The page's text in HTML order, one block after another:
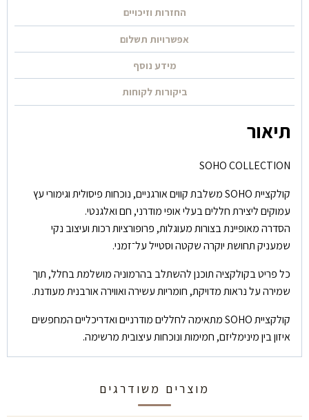
החזרות וזיכויים
אפשרויות תשלום
מידע נוסף
ביקורות לקוחות
תיאור
SOHO COLLECTION
קולקציית SOHO משלבת קווים אורגניים, נוכחות פיסולית וגימורי עץ
עמוקים ליצירת חללים בעלי אופי מודרני, חם ואלגנטי.
הסדרה מאופיינת בצורות מעוגלות, פרופורציות רכות ועיצוב נקי
שמעניק תחושת יוקרה שקטה וסטייל על־זמני.
כל פריט בקולקציה תוכנן להשתלב בהרמוניה מושלמת בחלל, תוך
שמירה על נראות מדויקת, חומריות עשירה ואווירה אורבנית מעודנת.
קולקציית SOHO מתאימה לחללים מודרניים ואדריכליים המחפשים
איזון בין מינימליזם, חמימות ונוכחות עיצובית מרשימה.
מוצרים משודרגים